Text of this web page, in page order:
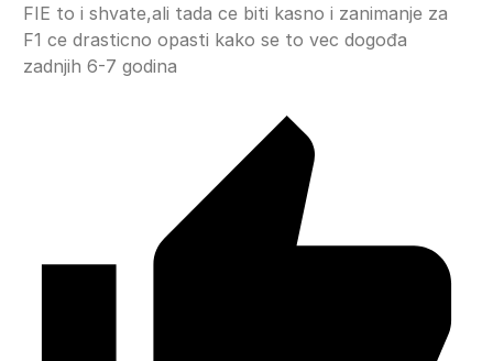
FIE to i shvate,ali tada ce biti kasno i zanimanje za
F1 ce drasticno opasti kako se to vec dogođa
zadnjih 6-7 godina